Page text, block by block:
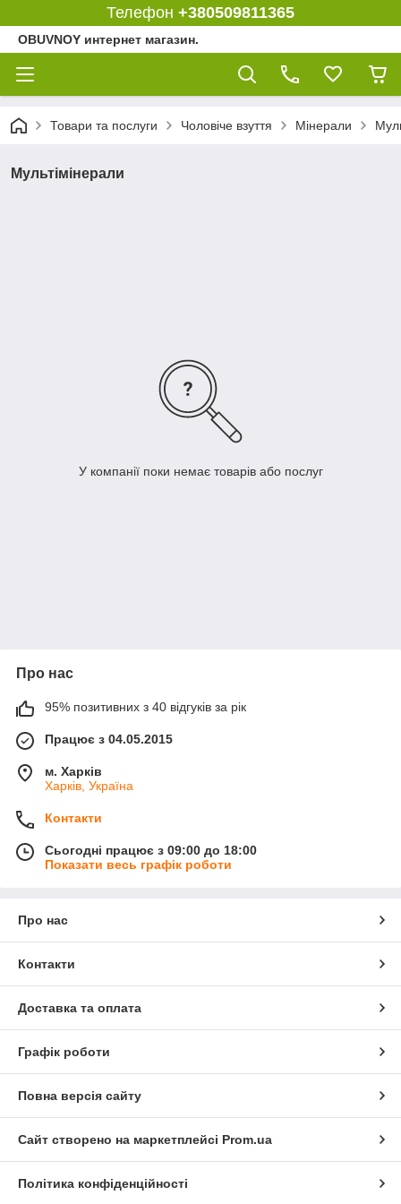
Телефон +380509811365
OBUVNOY интернет магазин.
Товари та послуги Чоловіче взуття Мінерали
Мультімінерали
У компанії поки немає товарів або послуг
Про нас
95% позитивних з 40 відгуків за рік
Працює з 04.05.2015
м. Харків
Харків, Україна
Контакти
Сьогодні працює з 09:00 до 18:00
Показати весь графік роботи
Про нас
Контакти
Доставка та оплата
Графік роботи
Повна версія сайту
Сайт створено на маркетплейсі Prom.ua
Політика конфіденційності